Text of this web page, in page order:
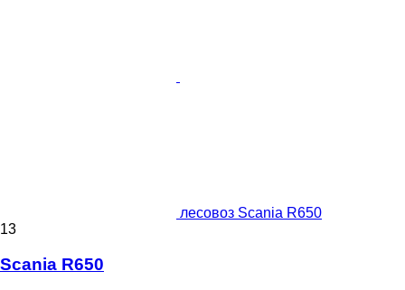
лесовоз Scania R650
13
Scania R650